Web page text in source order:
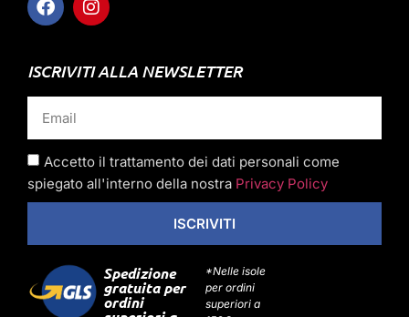
ISCRIVITI ALLA NEWSLETTER
Accetto il trattamento dei dati personali come
spiegato all'interno della nostra Privacy Policy
ISCRIVITI
Spedizione
gratuita per
ordini
*Nelle isole
per ordini
superiori a